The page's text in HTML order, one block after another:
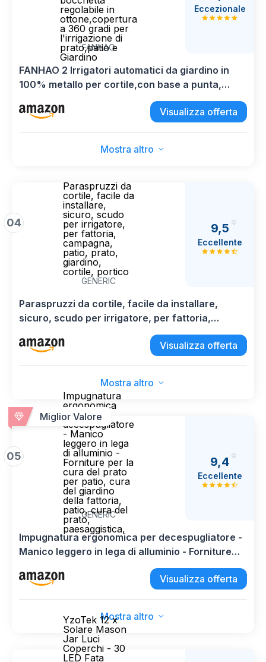
regolabile in
ottone,copertura
a 360 gradi per
l'irrigazione di
prato,patio e
Giardino
FANHAO
Eccezionale
FANHAO 2 Irrigatori automatici da giardino in
100% metallo per cortile,con base a punta,
bocchetta regolabile in ottone,copertura a 360
gradi per l'irrigazione di prato,patio e Giardino
Visualizza offerta
Mostra altro
04
Paraspruzzi da
cortile, facile da
installare,
sicuro, scudo
per irrigatore,
per fattoria,
campagna,
patio, prato,
giardino,
cortile, portico
GENERIC
9,5
Eccellente
Paraspruzzi da cortile, facile da installare,
sicuro, scudo per irrigatore, per fattoria,
campagna, patio, prato, giardino, cortile,
portico
Visualizza offerta
Mostra altro
Miglior Valore
05
Impugnatura
ergonomica
per
decespugliatore
- Manico
leggero in lega
di alluminio -
Forniture per la
cura del prato
per patio, cura
del giardino
della fattoria,
patio, cura del
prato,
paesaggistica,
GENERIC
9,4
Eccellente
Impugnatura ergonomica per decespugliatore -
Manico leggero in lega di alluminio - Forniture
per la cura del prato per patio, cura del giardino
della fattoria, patio, cura del prato,Visualizza offerta
Mostra altro
YzoTek 12 x
Solare Mason
Jar Luci
Coperchi - 30
LED Fata